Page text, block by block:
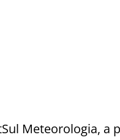
Meteorologia, a